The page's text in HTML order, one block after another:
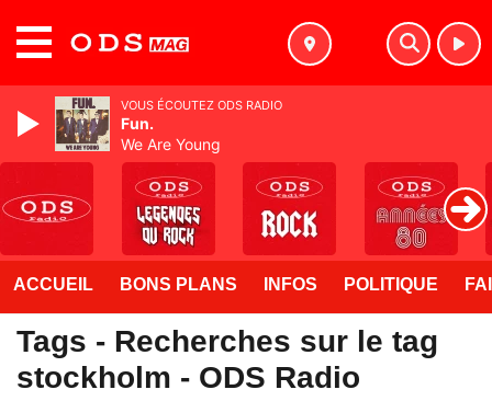
ACCUEIL BONS PLANS INFOS POLITIQUE
Tags - Recherches sur le tag
stockholm - ODS Radio
VOUS ÉCOUTEZ ODS RADIO
Fun.
We Are Young